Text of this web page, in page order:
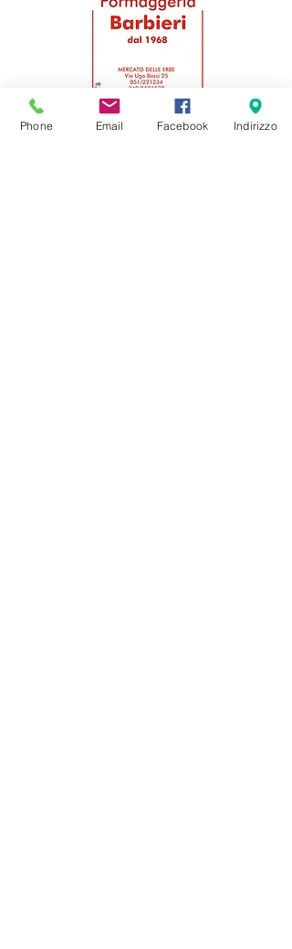
Phone Email Facebook Indirizzo